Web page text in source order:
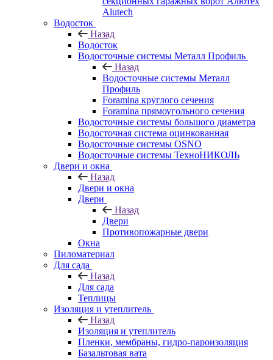
Alutech
Водосток
Назад
Водосток
Водосточные системы Металл Профиль
Назад
Водосточные системы Металл
Профиль
Foramina круглого сечения
Foramina прямоугольного сечения
Водосточные системы большого диаметра
Водосточная система оцинкованная
Водосточные системы OSNO
Водосточные системы ТехноНИКОЛЬ
Двери и окна
Назад
Двери и окна
Двери
Назад
Двери
Противопожарные двери
Окна
Пиломатериал
Для сада
Назад
Для сада
Теплицы
Изоляция и утеплитель
Назад
Изоляция и утеплитель
Пленки, мембраны, гидро-пароизоляция
Базальтовая вата